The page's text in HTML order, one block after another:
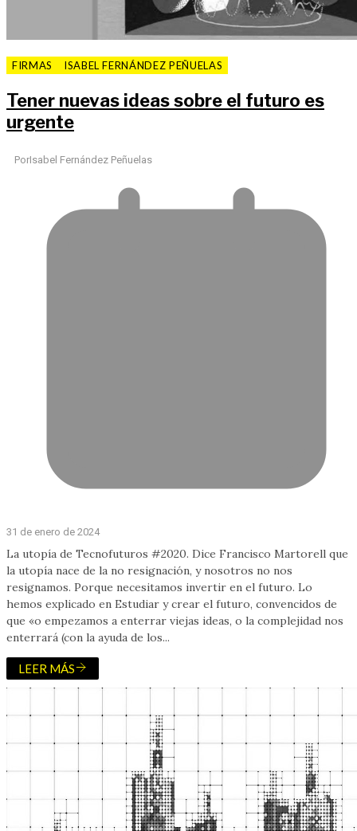
FIRMAS ISABEL FERNÁNDEZ PEÑUELAS
Tener nuevas ideas sobre el futuro es
urgente
PorIsabel Fernández Peñuelas
31 de enero de 2024
La utopía de Tecnofuturos #2020. Dice Francisco Martorell que
la utopía nace de la no resignación, y nosotros no nos
resignamos. Porque necesitamos invertir en el futuro. Lo
hemos explicado en Estudiar y crear el futuro, convencidos de
que «o empezamos a enterrar viejas ideas, o la complejidad nos
enterrará (con la ayuda de los...
LEER MÁS